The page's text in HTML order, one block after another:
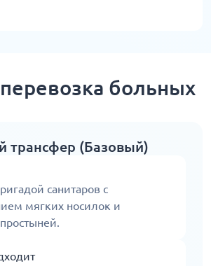
больных
трансфер (Базовый)
санитаров с
мягких носилок и